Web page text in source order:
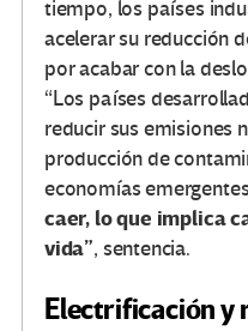
tiempo, los países
acelerar su reducción
por acabar con la
“Los países
reducir sus emisiones
producción de
economías
caer, lo que implica
vida”, sentencia.
Electrificación y